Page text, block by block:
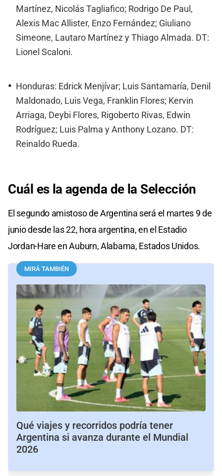
Martínez, Nicolás Tagliafico; Rodrigo De Paul,
Alexis Mac Allister, Enzo Fernández; Giuliano
Simeone, Lautaro Martínez y Thiago Almada. DT:
Lionel Scaloni.
Honduras: Edrick Menjívar; Luis Santamaría, Denil
Maldonado, Luis Vega, Franklin Flores; Kervin
Arriaga, Deybi Flores, Rigoberto Rivas, Edwin
Rodríguez; Luis Palma y Anthony Lozano. DT:
Reinaldo Rueda.
Cuál es la agenda de la Selección
El segundo amistoso de Argentina será el martes 9 de
junio desde las 22, hora argentina, en el Estadio
Jordan-Hare en Auburn, Alabama, Estados Unidos.
MIRÁ TAMBIÉN
Qué viajes y recorridos podría tener
Argentina si avanza durante el Mundial
2026